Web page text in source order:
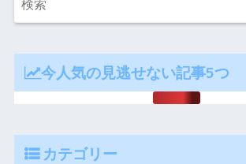
今人気の見逃せない記事5つ
カテゴリー